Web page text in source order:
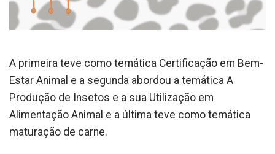
A primeira teve como temática Certificação em Bem-
Estar Animal e a segunda abordou a temática A
Produção de Insetos e a sua Utilização em
Alimentação Animal e a última teve como temática
maturação de carne.